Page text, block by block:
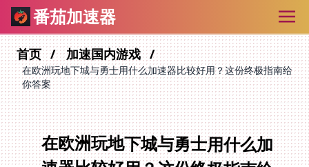
番茄加速器
首页 加速国内游戏
在欧洲玩地下城与勇士用什么加速器比较好用？这份终极指南给
你答案
在欧洲玩地下城与勇士用什么加
速器比较好用？这份终极指南给